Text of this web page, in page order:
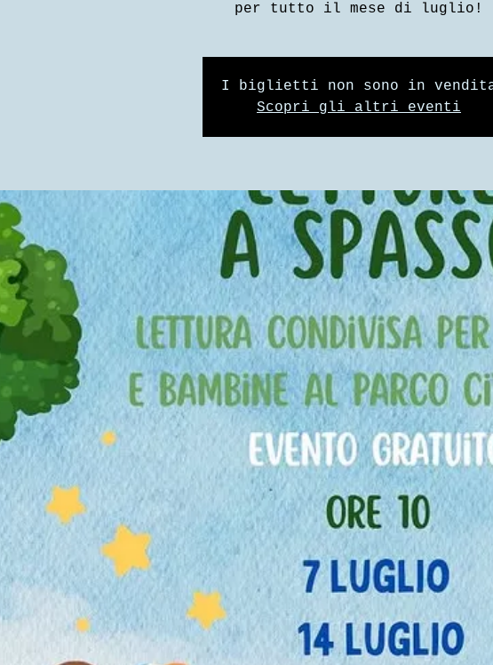
per tutto il mese di luglio!
I biglietti non sono in
Scopri gli altri eventi